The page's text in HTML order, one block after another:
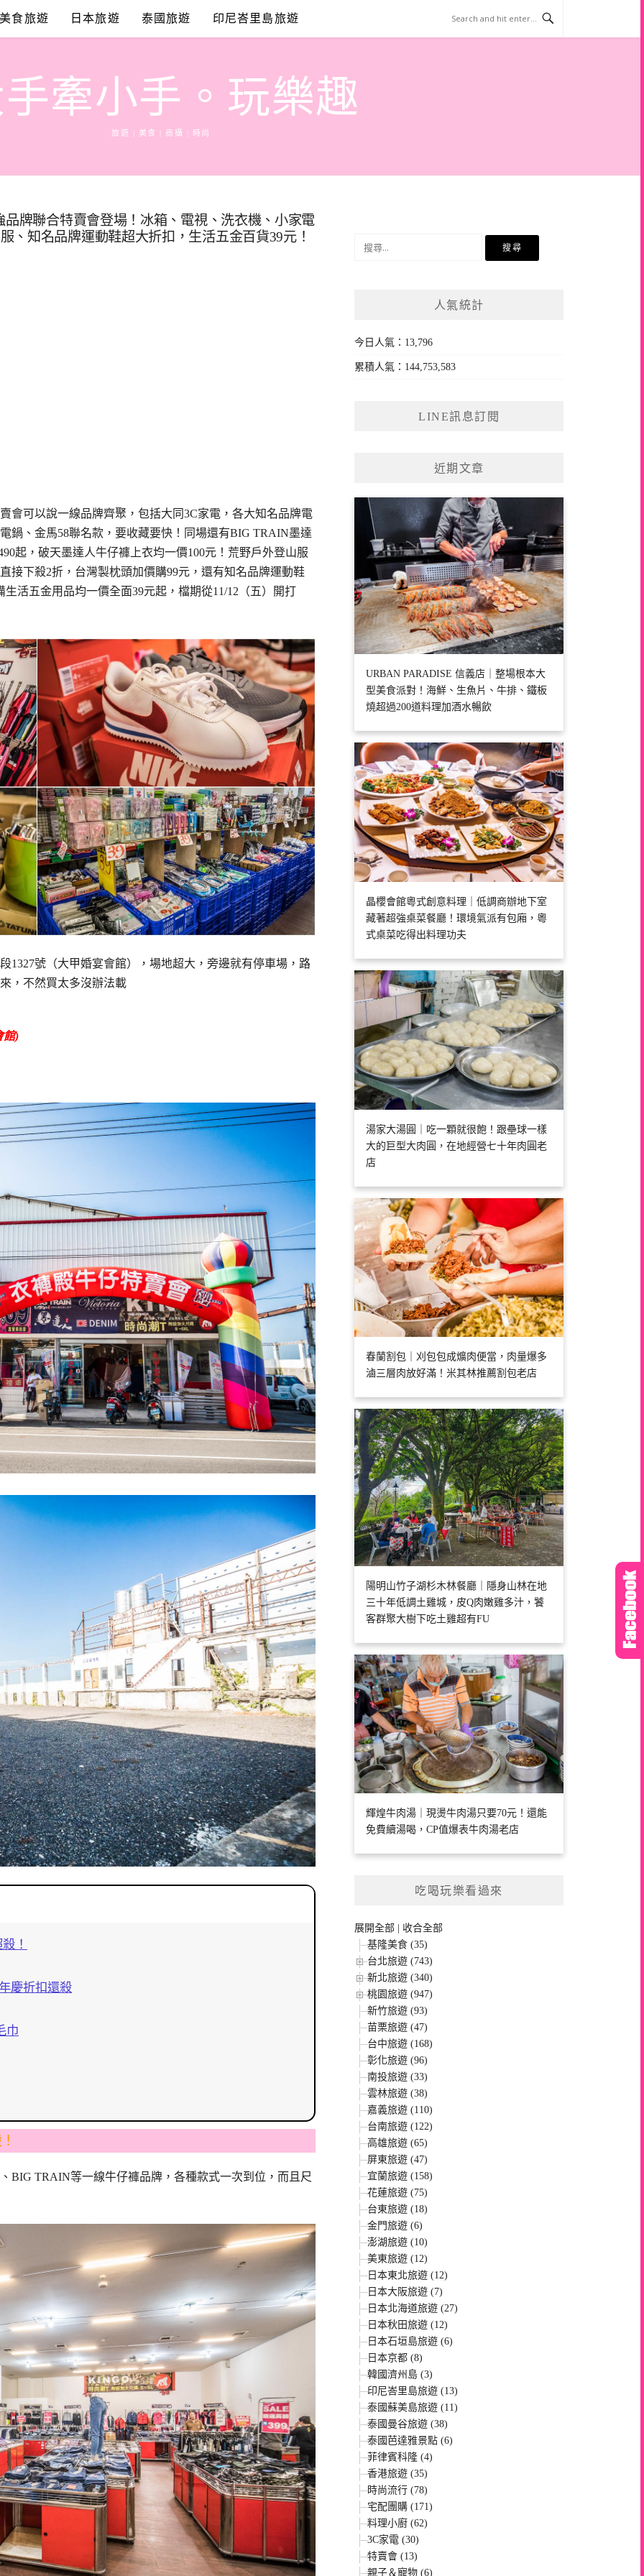
食旅遊 日本旅遊 泰國旅遊 印尼峇里島旅遊
牽小手。玩樂趣
旅遊 | 美食 | 商攝 | 時尚
牌聯合特賣會登場！冰箱、電視、洗衣機、小家電
、知名品牌運動鞋超大折扣，生活五金百貨39元！
會可以說一線品牌齊聚，包括大同3C家電，各大知名品牌電
鍋、金馬58聯名款，要收藏要快！同場還有BIG TRAIN墨達
起，破天墨達人牛仔褲上衣均一價100元！荒野戶外登山服
接下殺2折，台灣製枕頭加價購99元，還有知名品牌運動鞋
活五金用品均一價全面39元起，檔期從11/12（五）開打
1327號（大甲婚宴會館），場地超大，旁邊就有停車場，路
，不然買太多沒辦法載
館)
！
慶折扣還殺
巾
BIG TRAIN等一線牛仔褲品牌，各種款式一次到位，而且尺
人氣統計
今日人氣：13,796
累積人氣：144,753,583
LINE訊息訂閱
近期文章
URBAN PARADISE 信義店｜整場根本大
型美食派對！海鮮、生魚片、牛排、鐵板
燒超過200道料理加酒水暢飲
晶櫻會館粵式創意料理｜低調商辦地下室
藏著超強桌菜餐廳！環境氣派有包廂，粵
式桌菜吃得出料理功夫
湯家大湯圓｜吃一顆就很飽！跟壘球一樣
大的巨型大肉圓，在地經營七十年肉圓老
店
春蘭割包｜刈包包成爌肉便當，肉量爆多
滷三層肉放好滿！米其林推薦割包老店
陽明山竹子湖杉木林餐廳｜隱身山林在地
三十年低調土雞城，皮Q肉嫩雞多汁，饕
客群聚大樹下吃土雞超有FU
輝煌牛肉湯｜現燙牛肉湯只要70元！還能
免費續湯喝，CP值爆表牛肉湯老店
吃喝玩樂看過來
展開全部
收合全部
基隆美食 (35)
台北旅遊 (743)
新北旅遊 (340)
桃園旅遊 (947)
新竹旅遊 (93)
苗栗旅遊 (47)
台中旅遊 (168)
彰化旅遊 (96)
南投旅遊 (33)
雲林旅遊 (38)
嘉義旅遊 (110)
台南旅遊 (122)
高雄旅遊 (65)
屏東旅遊 (47)
宜蘭旅遊 (158)
花蓮旅遊 (75)
台東旅遊 (18)
金門旅遊 (6)
澎湖旅遊 (10)
美東旅遊 (12)
日本東北旅遊 (12)
日本大阪旅遊 (7)
日本北海道旅遊 (27)
日本秋田旅遊 (12)
日本石垣島旅遊 (6)
日本京都 (8)
韓國濟州島 (3)
印尼峇里島旅遊 (13)
泰國蘇美島旅遊 (11)
泰國曼谷旅遊 (38)
泰國芭達雅景點 (6)
菲律賓科隆 (4)
香港旅遊 (35)
時尚流行 (78)
宅配團購 (171)
料理小廚 (62)
3C家電 (30)
特賣會 (13)
親子＆寵物 (6)